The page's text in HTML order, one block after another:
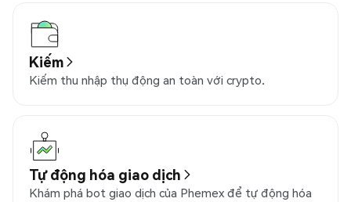
Kiếm
Kiếm thu nhập thụ động an toàn với crypto.
Tự động hóa giao dịch
Khám phá bot giao dịch của Phemex để tự động hóa